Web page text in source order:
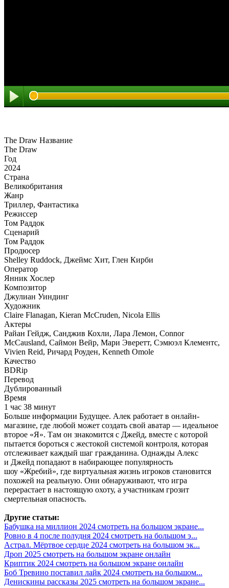
The Draw Название
The Draw
Год
2024
Страна
Великобритания
Жанр
Триллер, Фантастика
Режиссер
Том Раддок
Сценарий
Том Раддок
Продюсер
Shelley Ruddock, Джеймс Хит, Глен Кирби
Оператор
Янник Хослер
Композитор
Джулиан Уиндинг
Художник
Claire Flanagan, Kieran McCruden, Nicola Ellis
Актеры
Райан Гейдж, Санджив Кохли, Лара Лемон, Connor
McCausland, Саймон Вейр, Мари Эверетт, Сэмюэл Клементс,
Vivien Reid, Ричард Роуден, Kenneth Omole
Качество
BDRip
Перевод
Дублированный
Время
1 час 38 минут
Больше информации Будущее. Алек работает в онлайн-
магазине, где любой может создать свой аватар — идеальное
второе «Я». Там он знакомится с Джейд, вместе с которой
пытается бороться с жестокой системой контроля, которая
отслеживает каждый шаг гражданина. Однажды Алекс
и Джейд попадают в набирающее популярность
шоу «Жребий», где виртуальная жизнь игроков становится
похожей на реальную. Они обнаруживают, что игра
перерастает в настоящую охоту, а участникам грозит
смертельная опасность.
Другие статьи:
Бабушка на миллион 2024 смотреть на большом экране...
Ровно в 4 после полудня 2024 смотреть на большом э...
Астрал. Мёртвое сердце 2024 смотреть на большом эк...
Дроп 2025 смотреть на большом экране онлайн
Криптик 2024 смотреть на большом экране онлайн
Боб Тревино поставил лайк 2024 смотреть на большом...
Денискины рассказы 2025 смотреть на большом экране...